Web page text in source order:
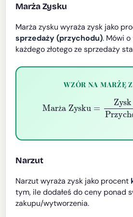
Marża Zysku
Marża zysku wyraża zysk jako
sprzedaży (przychodu). Mówi
każdego złotego ze sprzedaży
WZÓR NA MARŻĘ
ż
Narzut
Narzut wyraża zysk jako procent
tym, ile dodałeś do ceny ponad
zakupu/wytworzenia.